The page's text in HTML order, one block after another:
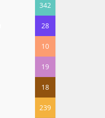
342
28
10
19
18
239